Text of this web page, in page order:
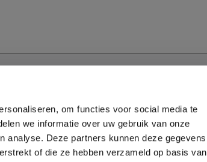
om functies voor social media te
we informatie over uw gebruik van onze
analyse. Deze partners kunnen deze gegevens
of die ze hebben verzameld op basis van